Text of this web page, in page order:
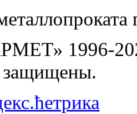
1996-
защищены.